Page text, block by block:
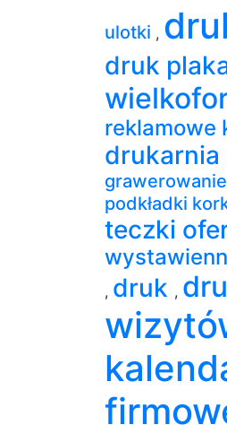
ulotki ,
druk
reklamowe
drukarnia
podkładki
teczki
, druk ,